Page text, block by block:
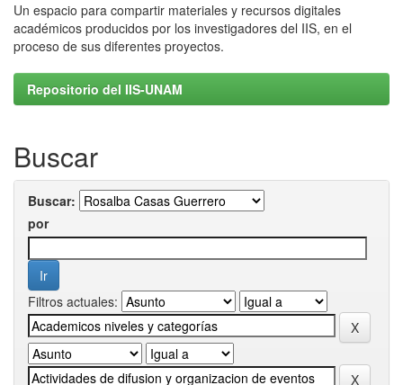
Un espacio para compartir materiales y recursos digitales
académicos producidos por los investigadores del IIS, en el
proceso de sus diferentes proyectos.
Repositorio del IIS-UNAM
Buscar
Buscar:
por
Filtros actuales: